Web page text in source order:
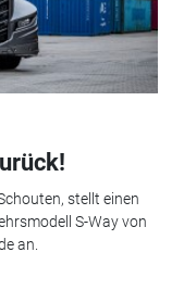
stellt einen
S-Way von
an.